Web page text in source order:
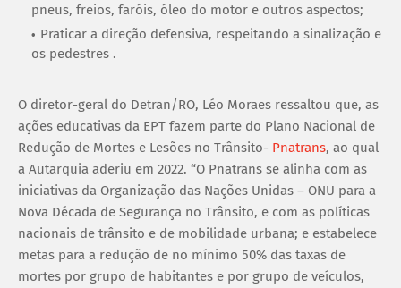
pneus, freios, faróis, óleo do motor e outros aspectos;
Praticar a direção defensiva, respeitando a sinalização e
os pedestres .
O diretor-geral do Detran/RO, Léo Moraes ressaltou que, as
ações educativas da EPT fazem parte do Plano Nacional de
Redução de Mortes e Lesões no Trânsito- Pnatrans, ao qual
a Autarquia aderiu em 2022. “O Pnatrans se alinha com as
iniciativas da Organização das Nações Unidas – ONU para a
Nova Década de Segurança no Trânsito, e com as políticas
nacionais de trânsito e de mobilidade urbana; e estabelece
metas para a redução de no mínimo 50% das taxas de
mortes por grupo de habitantes e por grupo de veículos,